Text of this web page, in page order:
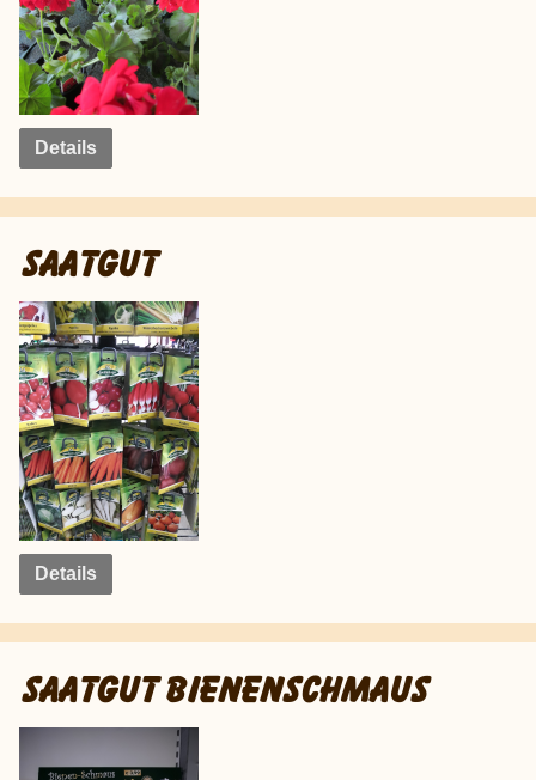
Details
SAATGUT
Details
SAATGUT BIENENSCHMAUS